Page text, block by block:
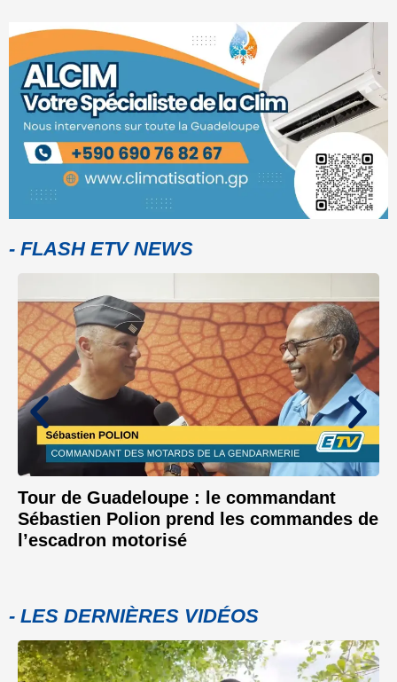
- FLASH ETV NEWS
Tour de Guadeloupe : le commandant
Sébastien Polion prend les commandes de
l’escadron motorisé
- LES DERNIÈRES VIDÉOS